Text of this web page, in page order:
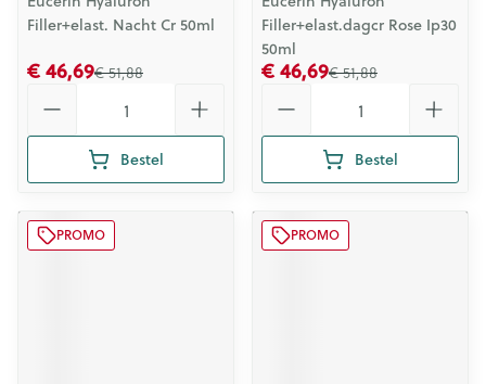
Filler+elast. Nacht Cr 50ml
€ 51,88
€ 46,69
Bestel
Filler+elast.dagcr Rose Ip30
50ml
€ 51,88
€ 46,69
Bestel
PROMO PROMO